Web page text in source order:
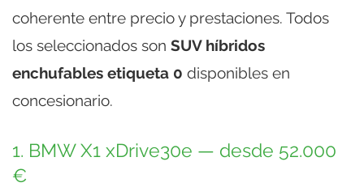
coherente entre precio y prestaciones. Todos
los seleccionados son SUV híbridos
enchufables etiqueta 0 disponibles en
concesionario.
1. BMW X1 xDrive30e — desde 52.000
€